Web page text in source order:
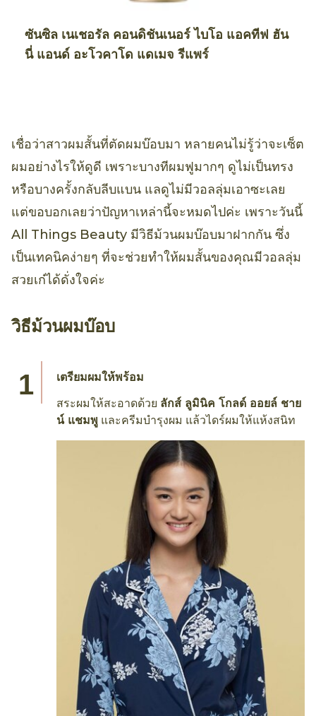
ซันซิล เนเชอรัล คอนดิชันเนอร์ ไบโอ แอคทีฟ ฮัน
นี่ แอนด์ อะโวคาโด แดเมจ รีแพร์
เชื่อว่าสาวผมสั้นที่ตัดผมบ๊อบมา หลายคนไม่รู้ว่าจะเซ็ต
ผมอย่างไรให้ดูดี เพราะบางทีผมฟูมากๆ ดูไม่เป็นทรง
หรือบางครั้งกลับลีบแบน แลดูไม่มีวอลลุ่มเอาซะเลย
แต่ขอบอกเลยว่าปัญหาเหล่านี้จะหมดไปค่ะ เพราะวันนี้
All Things Beauty มีวิธีม้วนผมบ๊อบมาฝากกัน ซึ่ง
เป็นเทคนิคง่ายๆ ที่จะช่วยทำให้ผมสั้นของคุณมีวอลลุ่ม
สวยเก๋ได้ดั่งใจค่ะ
วิธีม้วนผมบ๊อบ
เตรียมผมให้พร้อม
สระผมให้สะอาดด้วย ลักส์ ลูมินิค โกลด์ ออยล์ ชาย
น์ แชมพู และครีมบำรุงผม แล้วไดร์ผมให้แห้งสนิท